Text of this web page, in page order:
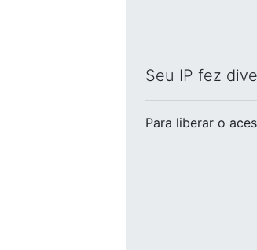
Seu IP fez
Para liberar o